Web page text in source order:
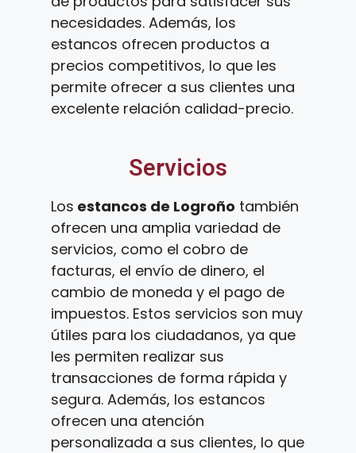
necesidades. Además, los
estancos ofrecen productos a
precios competitivos, lo que les
permite ofrecer a sus clientes una
excelente relación calidad-precio.
Servicios
Los estancos de Logroño también
ofrecen una amplia variedad de
servicios, como el cobro de
facturas, el envío de dinero, el
cambio de moneda y el pago de
impuestos. Estos servicios son muy
útiles para los ciudadanos, ya que
les permiten realizar sus
transacciones de forma rápida y
segura. Además, los estancos
ofrecen una atención
personalizada a sus clientes, lo que